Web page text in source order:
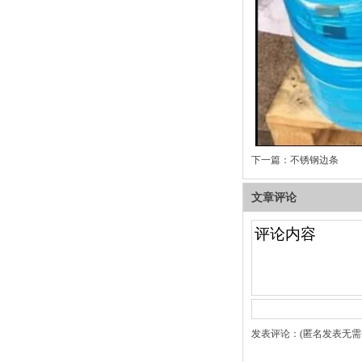
下一篇： 不锈钢边条
文章评论
发表评论：(匿名发表无